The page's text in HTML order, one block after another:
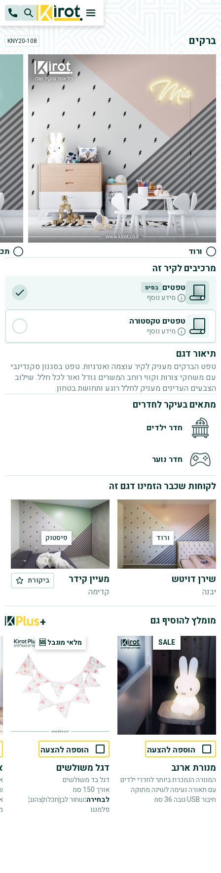
k H
ברקים KNY20-108
ורוד
מרכיבים לקיר זה
טפטים בסיס
מידע נוסף D
טפטים טקסטורה
מידע נוסף
תיאור דגם
טפט הברקים מעניק לקיר עוצמה ואנרגיות. טפט בסגנון סקנדינבי
עם משחקי צורות וקווי רוחב המשרים גודל ואור לכל חלל. שילוב
הצבעים העדינים מעניק לחלל רוגע ותחושת בטחון.
מתאים בעיקר לחדרים
חדר ילדים
חדר נוער
לקוחות שכבר הזמינו דגם זה
ורוד
שירן דויטש
יבנה
פיסטוק
מעיין קידר
קדימה
ביקורת 
מומלץ להוסיף גם
מלאי מוגבל 🆘
הוספה להצעה
דגל משולשים
דגל בד משולשים
אורך 150 סמ
לבחירה:שחור לבןתכלתצהוב
פלמנגו
SALE
הוספה להצעה
מנורת ארנב
המנורה הנמכרת ביותר לחדרי ילדים
עם תאורה נעימה לשינה מתוקה
חיבור USB גובה 36 סמ